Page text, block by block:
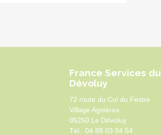
France Services du
Dévoluy
72 route du Col du Festre
Village Agnières
05250 Le Dévoluy
Tél. 04 88 03 84 54